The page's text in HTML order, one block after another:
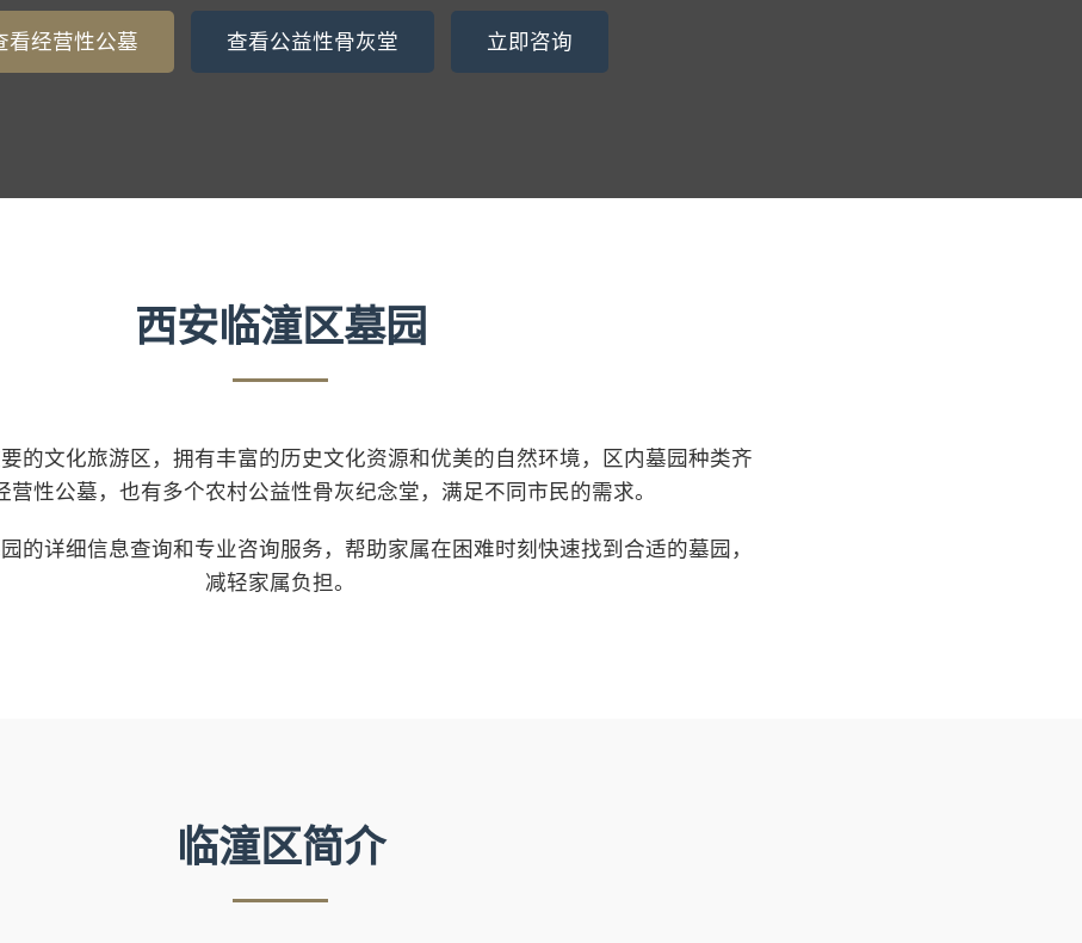
看经营性公墓 查看公益性骨灰堂 立即咨询
西安临潼区墓园
的文化旅游区，拥有丰富的历史文化资源和优美的自然环境，区内墓园种类齐
营性公墓，也有多个农村公益性骨灰纪念堂，满足不同市民的需求。
的详细信息查询和专业咨询服务，帮助家属在困难时刻快速找到合适的墓园，
减轻家属负担。
临潼区简介